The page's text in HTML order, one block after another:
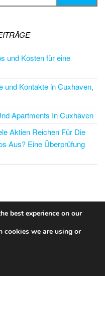
und Kosten für eine
und Kontakte in Cuxhaven,
Apartments In Cuxhaven
Aktien Reichen Für Die
Aus? Eine Überprüfung
best experience on our
cookies we are using or